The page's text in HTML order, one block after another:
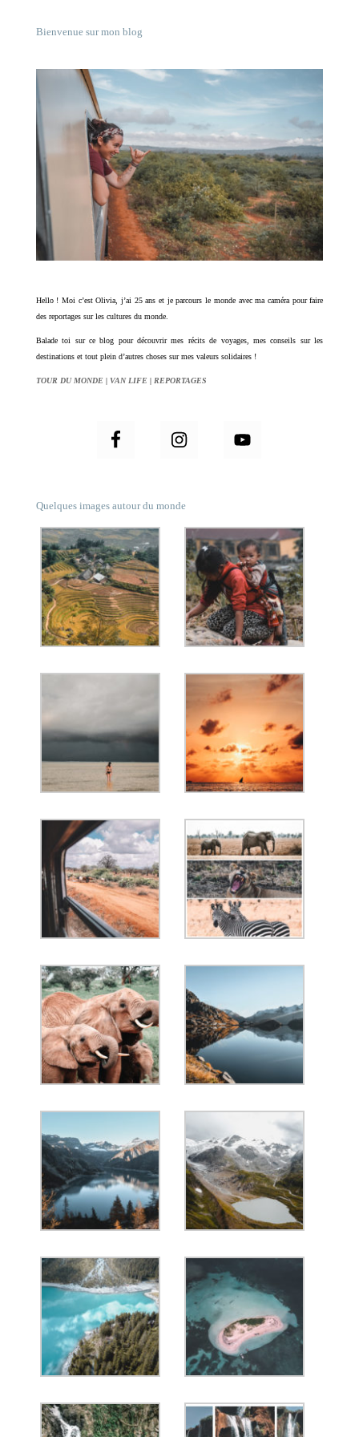
Bienvenue sur mon blog
Hello ! Moi c’est Olivia, j’ai 25 ans et je parcours le monde avec ma caméra pour faire
des reportages sur les cultures du monde.
Balade toi sur ce blog pour découvrir mes récits de voyages, mes conseils sur les
destinations et tout plein d’autres choses sur mes valeurs solidaires !
TOUR DU MONDE | VAN LIFE | REPORTAGES
Quelques images autour du monde